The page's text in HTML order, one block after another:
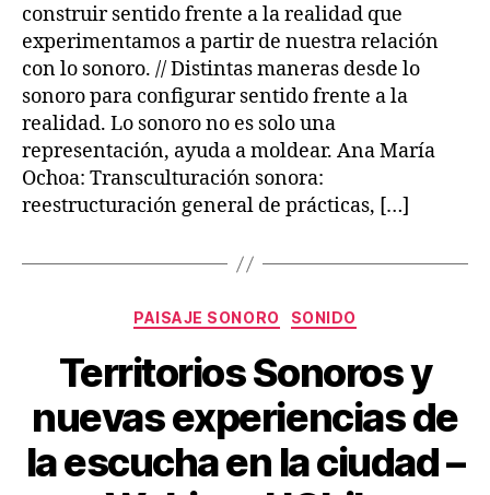
La
hiperculturación
sonora
como
proceso
de
configuración
construir sentido frente a la realidad que
experimentamos a partir de nuestra relación
con lo sonoro. // Distintas maneras desde lo
sonoro para configurar sentido frente a la
realidad. Lo sonoro no es solo una
representación, ayuda a moldear. Ana María
Ochoa: Transculturación sonora:
reestructuración general de prácticas, […]
Categories
PAISAJE SONORO SONIDO
Territorios Sonoros y
nuevas experiencias de
la escucha en la ciudad –